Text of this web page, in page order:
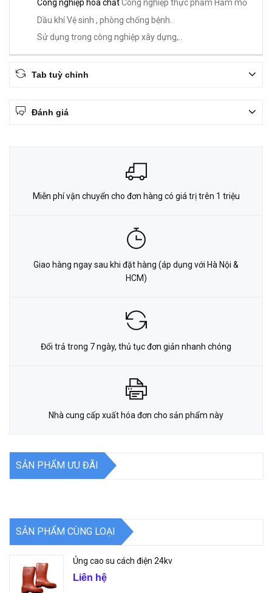
Công nghiệp hóa chấtCông nghiệp thực phẩm Hầm mỏ
Dầu khíVệ sinh , phòng chống bệnh.
Sử dụng trong công nghiệp xây dựng,..
Tab tuỳ chỉnh
Đánh giá
Miễn phí vận chuyển cho đơn hàng có giá trị trên 1 triệu
Giao hàng ngay sau khi đặt hàng (áp dụng với Hà Nội &
HCM)
Đổi trả trong 7 ngày, thủ tục đơn giản nhanh chóng
Nhà cung cấp xuất hóa đơn cho sản phẩm này
SẢN PHẨM ƯU ĐÃI
SẢN PHẨM CÙNG LOẠI
Ủng cao su cách điện 24kv
Liên hệ